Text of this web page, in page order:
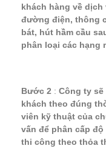
khách hàng về
đường điện, thông
bát, hút hầm cầu
phân loại các hạng
Bước 2 : Công ty
khách theo đúng
viên kỹ thuật của
vấn để phân cấp
thi công theo thỏa